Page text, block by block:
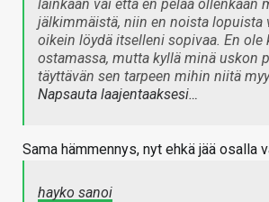
lainkaan vai että en pelaa ollenkaan
jälkimmäistä, niin en noista lopuista
oikein löydä itselleni sopivaa. En ole
ostamassa, mutta kyllä minä uskon
täyttävän sen tarpeen mihin niitä
Napsauta laajentaaksesi…
Sama hämmennys, nyt ehkä jää osalla
hayko sanoi